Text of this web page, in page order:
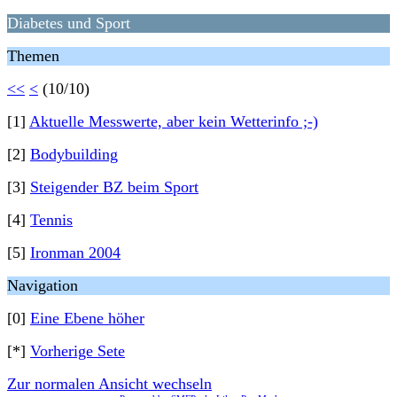
Diabetes und Sport
Themen
<< < (10/10)
[1] Aktuelle Messwerte, aber kein Wetterinfo ;-)
[2] Bodybuilding
[3] Steigender BZ beim Sport
[4] Tennis
[5] Ironman 2004
Navigation
[0] Eine Ebene höher
[*] Vorherige Sete
Zur normalen Ansicht wechseln